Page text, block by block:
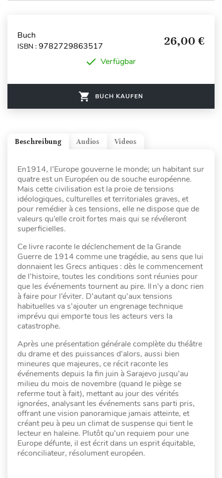
Buch
ISBN : 9782729863517 26,00 €
Verfügbar
BUCH KAUFEN
Videos
Audios
Beschreibung
En1914, l’Europe gouverne le monde; un habitant sur
quatre est un Européen ou de souche européenne.
Mais cette civilisation est la proie de tensions
idéologiques, culturelles et territoriales graves, et
pour remédier à ces tensions, elle ne dispose que de
valeurs qu’elle croit fortes mais qui se révéleront
superficielles.
Ce livre raconte le déclenchement de la Grande
Guerre de 1914 comme une tragédie, au sens que lui
donnaient les Grecs antiques : dès le commencement
de l’histoire, toutes les conditions sont réunies pour
que les événements tournent au pire. Il n’y a donc rien
à faire pour l’éviter. D’autant qu’aux tensions
habituelles va s’ajouter un engrenage technique
imprévu qui emporte tous les acteurs vers la
catastrophe.
Après une présentation générale complète du théâtre
du drame et des puissances d’alors, aussi bien
mineures que majeures, ce récit raconte les
événements depuis la fin juin à Sarajevo jusqu’au
milieu du mois de novembre (quand le piège se
referme tout à fait), mettant au jour des vérités
ignorées, analysant les événements sans parti pris,
offrant une vision panoramique jamais atteinte, et
créant peu à peu un climat de suspense qui tient le
lecteur en haleine. Plutôt qu’un requiem pour une
Europe défunte, il est écrit dans un esprit équitable,
réconciliateur, résolument européen.